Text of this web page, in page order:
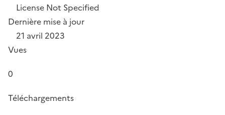
License Not Specified
Dernière mise à jour
21 avril 2023
Vues
0
Téléchargements